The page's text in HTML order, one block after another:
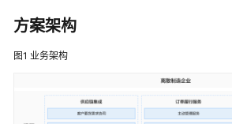
字
化
解
方案架构
图1 业务架构